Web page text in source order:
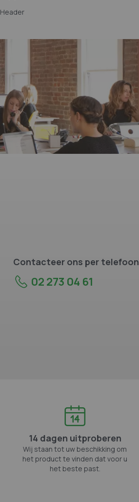
Header
Contacteer ons per telefoon
02 273 04 61
14 dagen uitproberen
Wij staan tot uw beschikking om
het product te vinden dat voor u
het beste past.